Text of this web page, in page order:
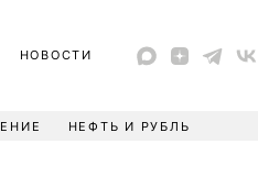
НОВОСТИ
НЕФТЬ И РУБЛЬ